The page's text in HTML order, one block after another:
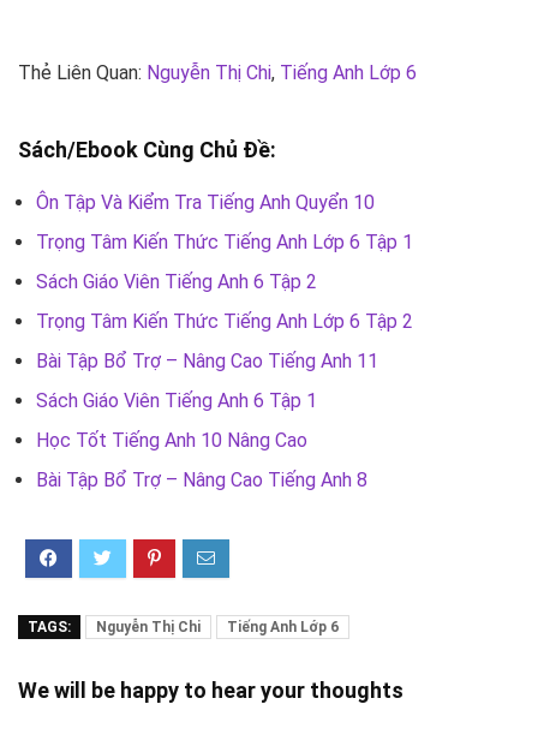
Thẻ Liên Quan: Nguyễn Thị Chi, Tiếng Anh Lớp 6
Sách/Ebook Cùng Chủ Đề:
Ôn Tập Và Kiểm Tra Tiếng Anh Quyển 10
Trọng Tâm Kiến Thức Tiếng Anh Lớp 6 Tập 1
Sách Giáo Viên Tiếng Anh 6 Tập 2
Trọng Tâm Kiến Thức Tiếng Anh Lớp 6 Tập 2
Bài Tập Bổ Trợ – Nâng Cao Tiếng Anh 11
Sách Giáo Viên Tiếng Anh 6 Tập 1
Học Tốt Tiếng Anh 10 Nâng Cao
Bài Tập Bổ Trợ – Nâng Cao Tiếng Anh 8
TAGS: Nguyễn Thị Chi Tiếng Anh Lớp 6
We will be happy to hear your thoughts